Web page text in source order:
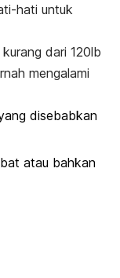
hati untuk
dari 120lb
mengalami
disebabkan
atau bahkan